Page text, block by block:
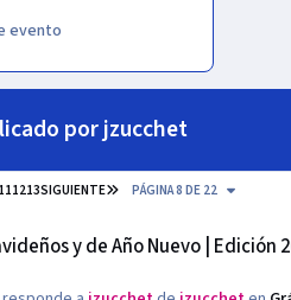
evento
por jzucchet
1213SIGUIENTE ÚLTIMA PÁGINA
PÁGINA 8 DE 22
y de Año Nuevo | Edición